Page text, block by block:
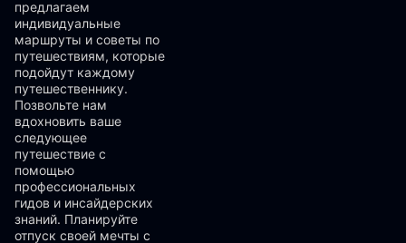
предлагаем
индивидуальные
маршруты и советы по
путешествиям, которые
подойдут каждому
путешественнику.
Позвольте нам
вдохновить ваше
следующее
путешествие с
помощью
профессиональных
гидов и инсайдерских
знаний. Планируйте
отпуск своей мечты с